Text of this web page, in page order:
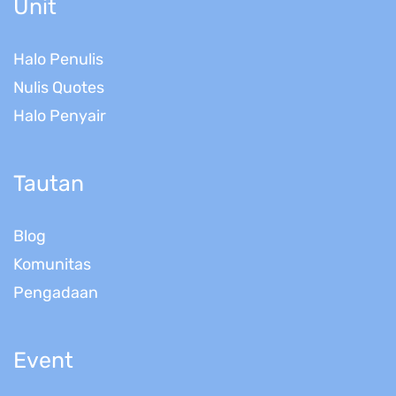
Unit
Halo Penulis
Nulis Quotes
Halo Penyair
Tautan
Blog
Komunitas
Pengadaan
Event